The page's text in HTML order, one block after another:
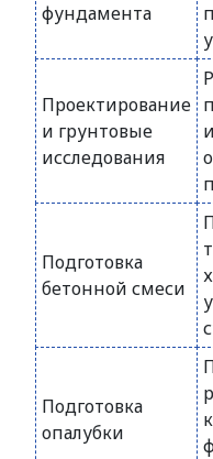
фундамента
Проектирование
и грунтовые
исследования
Подготовка
бетонной смеси
Подготовка
опалубки